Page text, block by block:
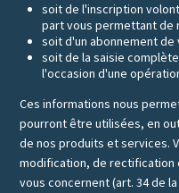
soit de l'inscription
part vous permettant
soit d'un abonnement
soit de la saisie
l'occasion d'une
Ces informations nous
pourront être utilisées, en
de nos produits et services.
modification, de rectification
vous concernent (art. 34 de